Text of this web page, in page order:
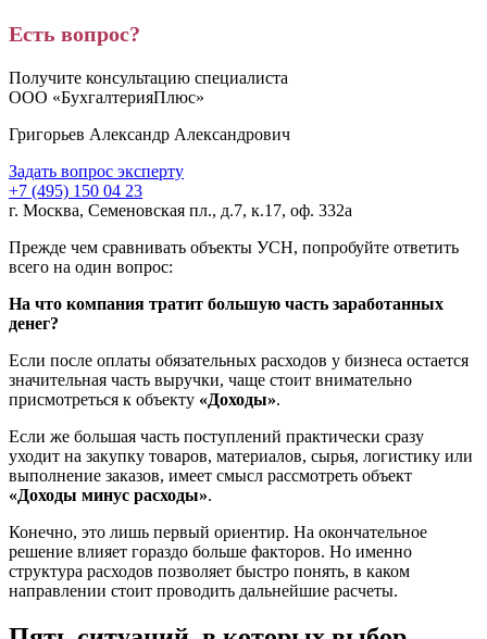
Есть вопрос?
Получите консультацию специалиста
ООО «БухгалтерияПлюс»
Григорьев Александр Александрович
Задать вопрос эксперту
+7 (495) 150 04 23
г. Москва, Семеновская пл., д.7, к.17, оф. 332а
Прежде чем сравнивать объекты УСН, попробуйте ответить
всего на один вопрос:
На что компания тратит большую часть заработанных
денег?
Если после оплаты обязательных расходов у бизнеса остается
значительная часть выручки, чаще стоит внимательно
присмотреться к объекту «Доходы».
Если же большая часть поступлений практически сразу
уходит на закупку товаров, материалов, сырья, логистику или
выполнение заказов, имеет смысл рассмотреть объект
«Доходы минус расходы».
Конечно, это лишь первый ориентир. На окончательное
решение влияет гораздо больше факторов. Но именно
структура расходов позволяет быстро понять, в каком
направлении стоит проводить дальнейшие расчеты.